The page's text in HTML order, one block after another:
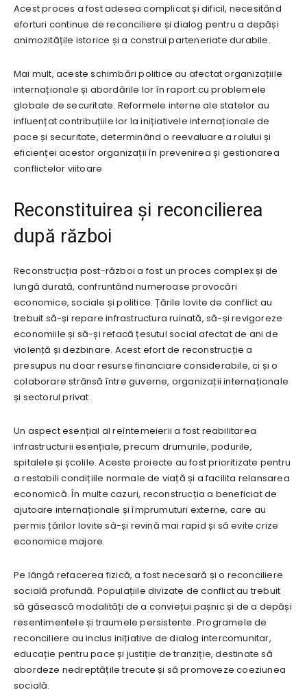
Acest proces a fost adesea complicat și dificil, necesitând
eforturi continue de reconciliere și dialog pentru a depăși
animozitățile istorice și a construi parteneriate durabile.
Mai mult, aceste schimbări politice au afectat organizațiile
internaționale și abordările lor în raport cu problemele
globale de securitate. Reformele interne ale statelor au
influențat contribuțiile lor la inițiativele internaționale de
pace și securitate, determinând o reevaluare a rolului și
eficienței acestor organizații în prevenirea și gestionarea
conflictelor viitoare
Reconstituirea și reconcilierea
după război
Reconstrucția post-război a fost un proces complex și de
lungă durată, confruntând numeroase provocări
economice, sociale și politice. Țările lovite de conflict au
trebuit să-și repare infrastructura ruinată, să-și revigoreze
economiile și să-și refacă țesutul social afectat de ani de
violență și dezbinare. Acest efort de reconstrucție a
presupus nu doar resurse financiare considerabile, ci și o
colaborare strânsă între guverne, organizații internaționale
și sectorul privat.
Un aspect esențial al reîntemeierii a fost reabilitarea
infrastructurii esențiale, precum drumurile, podurile,
spitalele și școlile. Aceste proiecte au fost prioritizate pentru
a restabili condițiile normale de viață și a facilita relansarea
economică. În multe cazuri, reconstrucția a beneficiat de
ajutoare internaționale și împrumuturi externe, care au
permis țărilor lovite să-și revină mai rapid și să evite crize
economice majore.
Pe lângă refacerea fizică, a fost necesară și o reconciliere
socială profundă. Populațiile divizate de conflict au trebuit
să găsească modalități de a conviețui pașnic și de a depăși
resentimentele și traumele persistente. Programele de
reconciliere au inclus inițiative de dialog intercomunitar,
educație pentru pace și justiție de tranziție, destinate să
abordeze nedreptățile trecute și să promoveze coeziunea
socială.